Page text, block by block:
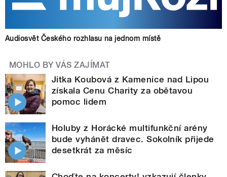
Audiosvět Českého rozhlasu na jednom místě
MOHLO BY VÁS ZAJÍMAT
Jitka Koubová z Kamenice nad Lipou
získala Cenu Charity za obětavou
pomoc lidem
Holuby z Horácké multifunkční arény
bude vyhánět dravec. Sokolník přijede
desetkrát za měsíc